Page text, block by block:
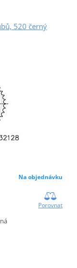
520 černý
Na objednávku
Porovnat